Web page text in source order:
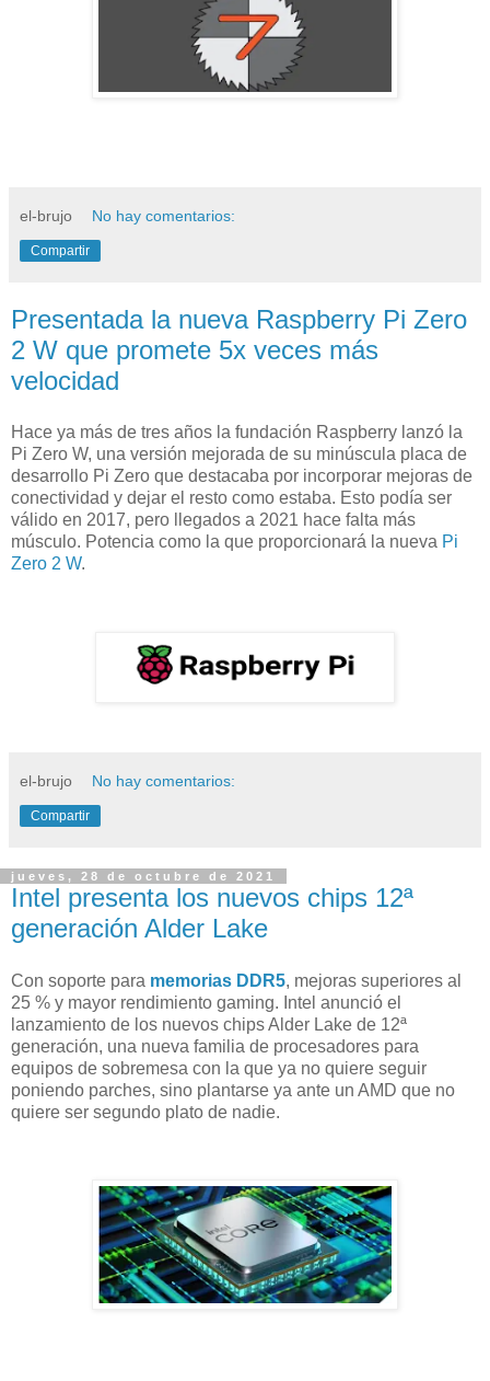
el-brujo No hay comentarios:
Compartir
Presentada la nueva Raspberry Pi Zero
2 W que promete 5x veces más
velocidad
Hace ya más de tres años la fundación Raspberry lanzó la
Pi Zero W, una versión mejorada de su minúscula placa de
desarrollo Pi Zero que destacaba por incorporar mejoras de
conectividad y dejar el resto como estaba. Esto podía ser
válido en 2017, pero llegados a 2021 hace falta más
músculo. Potencia como la que proporcionará la nueva Pi
Zero 2 W.
el-brujo No hay comentarios:
Compartir
jueves, 28 de octubre de 2021
Intel presenta los nuevos chips 12ª
generación Alder Lake
Con soporte para memorias DDR5, mejoras superiores al
25 % y mayor rendimiento gaming. Intel anunció el
lanzamiento de los nuevos chips Alder Lake de 12ª
generación, una nueva familia de procesadores para
equipos de sobremesa con la que ya no quiere seguir
poniendo parches, sino plantarse ya ante un AMD que no
quiere ser segundo plato de nadie.